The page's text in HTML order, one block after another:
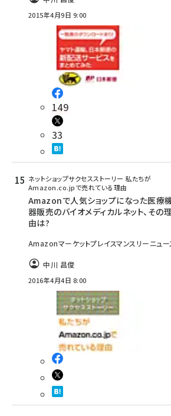
2015年4月9日 9:00
149
33
ネットショップサクセスストーリー 私たちが
Amazon.co.jpで売れている理由
Amazonで人気ショップになった医療
器販売のバイオメディカルネット、その
由は?
Amazonマーケットプレイスマンスリーニュ
中川 昌俊
2016年4月4日 8:00